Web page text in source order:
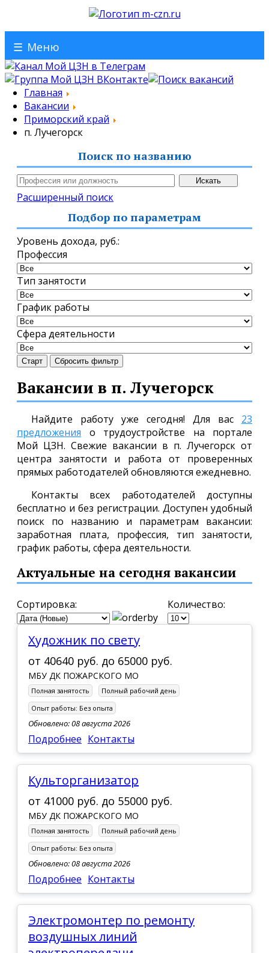
☰ Меню
Главная
Вакансии
Приморский край
п. Лучегорск
Поиск по названию
Расширенный поиск
Подбор по параметрам
Уровень дохода, руб.:
Профессия
Тип занятости
График работы
Сфера деятельности
Старт Сбросить фильтр
Вакансии в п. Лучегорск
Найдите работу уже сегодня! Для вас 23
предложения о трудоустройстве на портале
Мой ЦЗН. Свежие вакансии в п. Лучегорск от
центра занятости и работа от проверенных
прямых работодателей обновляются ежедневно.
Контакты всех работодателей доступны
бесплатно и без регистрации. Доступен удобный
поиск по названию и параметрам вакансии:
заработная плата, профессия, тип занятости,
график работы, сфера деятельности.
Актуальные на сегодня вакансии
Сортировка: Количество:
Художник по свету
от 40640 руб. до 65000 руб.
МБУ ДК ПОЖАРСКОГО МО
Полная занятость
Полный рабочий день
Опыт работы: Без опыта
Обновлено: 08 августа 2026
Подробнее Контакты
Культорганизатор
от 41000 руб. до 55000 руб.
МБУ ДК ПОЖАРСКОГО МО
Полная занятость
Полный рабочий день
Опыт работы: Без опыта
Обновлено: 08 августа 2026
Подробнее Контакты
Электромонтер по ремонту
воздушных линий